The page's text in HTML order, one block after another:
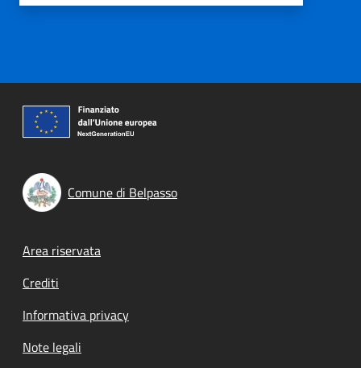
Comune di Belpasso
Footer menu
Area riservata
Crediti
Informativa privacy
Note legali